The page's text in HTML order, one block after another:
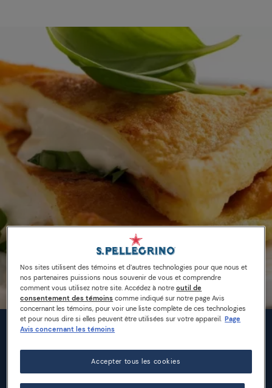
8 tranches de pain blanc à sandwich
Nos sites utilisent des témoins et d’autres technologies pour que nous et
nos partenaires puissions nous souvenir de vous et comprendre
comment vous utilisez notre site. Accédez à notreoutil de
consentement des témoins comme indiqué sur notre page Avis
concernant les témoins, pour voir une liste complète de ces technologies
et pour nous dire si elles peuvent être utilisées sur votre appareil. Page
Avis concernant les témoins
Accepter tous les cookies